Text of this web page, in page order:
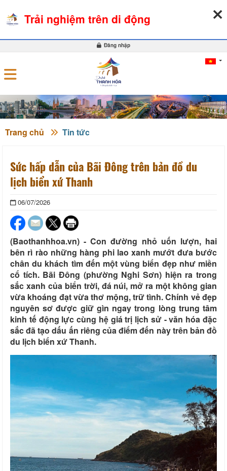
Đăng nhập
Trang chủ Tin tức
Sức hấp dẫn của Bãi Đông trên bản đồ du
lịch biển xứ Thanh
06/07/2026
(Baothanhhoa.vn) - Con đường nhỏ uốn lượn, hai
bên rì rào những hàng phi lao xanh mướt đưa bước
chân du khách tìm đến một vùng biển đẹp như miền
cổ tích. Bãi Đông (phường Nghi Sơn) hiện ra trong
sắc xanh của biển trời, đá núi, mở ra một không gian
vừa khoáng đạt vừa thơ mộng, trữ tình. Chính vẻ đẹp
nguyên sơ được giữ gìn ngay trong lòng trung tâm
kinh tế động lực cùng hệ giá trị lịch sử - văn hóa đặc
sắc đã tạo dấu ấn riêng của điểm đến này trên bản đồ
du lịch biển xứ Thanh.
Trải nghiệm trên di động